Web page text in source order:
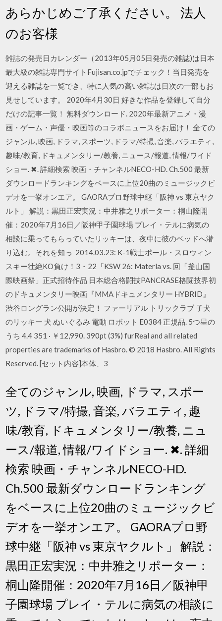
あらかじめご了承ください。 法人
のお客様
雑誌の発売日カレンダー（2013年05月05日発売の雑誌)は日本
最大級の雑誌専門サイトFujisan.co.jpでチェック！当日発売を
迎える雑誌を一覧でき、特に人気の高い雑誌は目次の一部もお
見せしています。 2020年4月30日 好きな作品を登録して自分
だけの記事一覧！ 無料ダウンロード. 2020年最新アニメ・漫
画・ゲーム・声優・映画等のコラボニュースをお届け！ 全ての
ジャンル, 映画, ドラマ, スポーツ, ドラマ/特撮, 音楽, バラエティ,
趣味/教育, ドキュメンタリー/教養, ニュース/報道, 情報/ワイド
ショー. ✖. 詳細検索 映画・チャンネルNECO-HD. Ch.500 最新
ダウンロードランキングをベースに上位20曲のミュージックビ
デオを一挙オンエア。 GAORAプロ野球中継「阪神 vs 東京ヤク
ルト」 解説：黒田正宏実況：中井雅之リポーター：桐山隆開
催：2020年7月16日／阪神甲子園球場 プレイ・テルに病気の
相談に乗ってもらっていたリッキーは、夜中に彼のベッドへ潜
り込む。それを知っ 2014.03.23: K-1戦士ポール・スロウィン
スキー壮絶KO負け！3・22『KSW 26: Materla vs. 回「釜山国
際映画祭」正式招待作品 日本総合格闘技PANCRASE格闘技界初
のドキュメンタリー映画『MMAドキュメンタリー HYBRID』
渋谷ロングラン公開が決定！ ファーリアル トリックラブ 子犬
のリッキー 犬 ぬいぐるみ 電動 ロボット E0384 正規品. 5つ星の
うち 4.4 351 · ￥12,990. 390pt (3%) furReal and all related
properties are trademarks of Hasbro. © 2018 Hasbro. All Rights
Reserved. [セット内容]本体、3
全てのジャンル, 映画, ドラマ, スポー
ツ, ドラマ/特撮, 音楽, バラエティ, 趣
味/教育, ドキュメンタリー/教養, ニュ
ース/報道, 情報/ワイドショー. ✖. 詳細
検索 映画・チャンネルNECO-HD.
Ch.500 最新ダウンロードランキング
をベースに上位20曲のミュージックビ
デオを一挙オンエア。 GAORAプロ野
球中継「阪神 vs 東京ヤクルト」 解説：
黒田正宏実況：中井雅之リポーター：
桐山隆開催：2020年7月16日／阪神甲
子園球場 プレイ・テルに病気の相談に